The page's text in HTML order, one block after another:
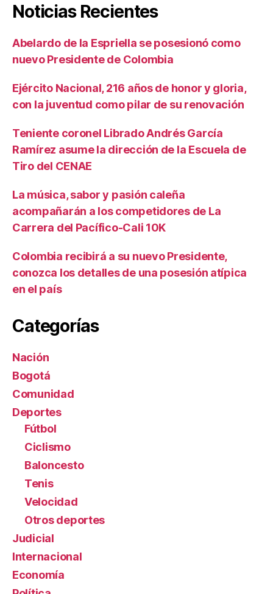
Noticias Recientes
Abelardo de la Espriella se posesionó como
nuevo Presidente de Colombia
Ejército Nacional, 216 años de honor y gloria,
con la juventud como pilar de su renovación
Teniente coronel Librado Andrés García
Ramírez asume la dirección de la Escuela de
Tiro del CENAE
La música, sabor y pasión caleña
acompañarán a los competidores de La
Carrera del Pacífico-Cali 10K
Colombia recibirá a su nuevo Presidente,
conozca los detalles de una posesión atípica
en el país
Categorías
Nación
Bogotá
Comunidad
Deportes
Fútbol
Ciclismo
Baloncesto
Tenis
Velocidad
Otros deportes
Judicial
Internacional
Economía